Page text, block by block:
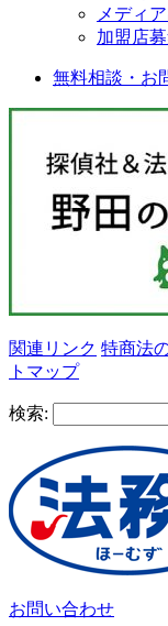
メディ
加盟店
無料相談・お
関連リンク 特商法
トマップ
検索:
お問い合わせ